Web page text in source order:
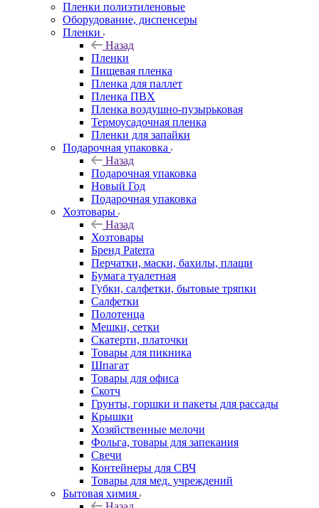
Пленки полиэтиленовые
Оборудование, диспенсеры
Пленки
Назад
Пленки
Пищевая пленка
Пленка для паллет
Пленка ПВХ
Пленка воздушно-пузырьковая
Термоусадочная пленка
Пленки для запайки
Подарочная упаковка
Назад
Подарочная упаковка
Новый Год
Подарочная упаковка
Хозтовары
Назад
Хозтовары
Бренд Paterra
Перчатки, маски, бахилы, плащи
Бумага туалетная
Губки, салфетки, бытовые тряпки
Салфетки
Полотенца
Мешки, сетки
Скатерти, платочки
Товары для пикника
Шпагат
Товары для офиса
Скотч
Грунты, горшки и пакеты для рассады
Крышки
Хозяйственные мелочи
Фольга, товары для запекания
Свечи
Контейнеры для СВЧ
Товары для мед. учреждений
Бытовая химия